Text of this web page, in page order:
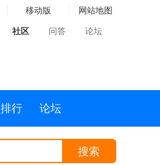
移动版 网站地图
社区 问答 论坛
排行 论坛
搜索